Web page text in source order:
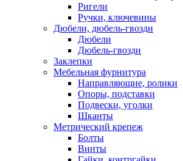
Ригели
Ручки, ключевины
Дюбели, дюбель-гвозди
Дюбели
Дюбель-гвозди
Заклепки
Мебельная фурнитура
Направляющие, ролики
Опоры, подставки
Подвески, уголки
Шканты
Метрический крепеж
Болты
Винты